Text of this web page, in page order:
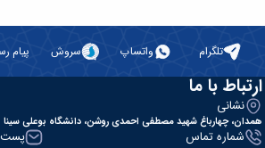
تلگرام واتساپ سروش پیام
ارتباط با ما
نشانی
همدان، چهارباغ شهید مصطفی احمدی روشن، دانشگاه بوعلی سینا
شماره تماس پست